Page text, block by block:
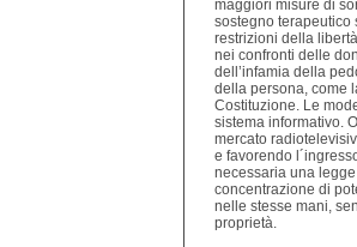
maggiori misure di
sostegno terapeutico
restrizioni della
nei confronti delle
dell’infamia della
della persona, come
Costituzione. Le
sistema informativo.
mercato
e favorendo
necessaria una
concentrazione di
nelle stesse mani,
proprietà.